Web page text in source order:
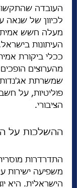
העובדה
לכיוון של שנאה
מעלה חשש
העיתונות
ככלי ביקורת
מהערוצים
שמשרתת אג'נדות
פוליטיות, על
הציבורי.
ההשלכות על
התדרדרות
משפיעה ישירות
הישראלית. היא